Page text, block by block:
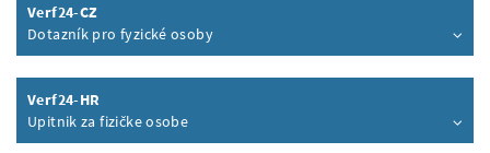
Verf24-CZ
Dotazník pro fyzické osoby
Inhalt aufklappen
Verf24-HR
Upitnik za fizičke osobe
Inhalt aufklappen